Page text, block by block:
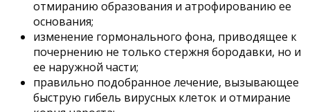
отмиранию образования и атрофированию ее
основания;
изменение гормонального фона, приводящее к
почернению не только стержня бородавки, но и
ее наружной части;
правильно подобранное лечение, вызывающее
быструю гибель вирусных клеток и отмирание